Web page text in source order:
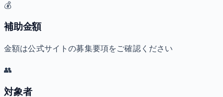
💰
補助金額
金額は公式サイトの募集要項をご確認ください
👥
対象者